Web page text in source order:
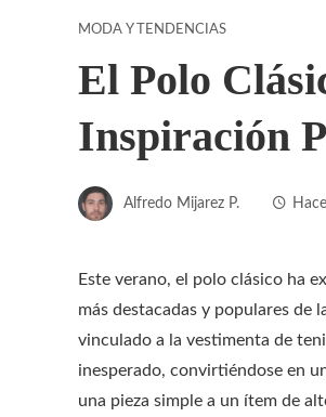
MODA Y TENDENCIAS
El Polo
Inspiración
Alfredo Mijarez P.
Este verano, el polo clásico ha
más destacadas y populares
vinculado a la vestimenta de
inesperado, convirtiéndose en
una pieza simple a un ítem de